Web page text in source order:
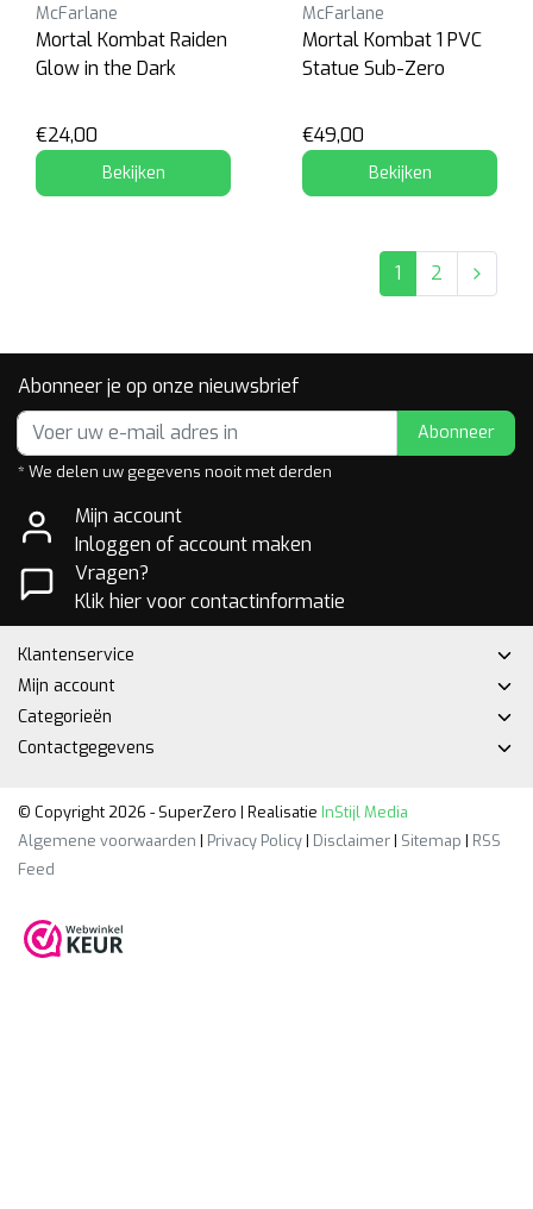
McFarlane
Mortal Kombat Raiden
Glow in the Dark
€24,00
Bekijken
McFarlane
Mortal Kombat 1 PVC
Statue Sub-Zero
€49,00
Bekijken
1 2
Abonneer je op onze nieuwsbrief
Abonneer
* We delen uw gegevens nooit met derden
Mijn account
Inloggen of account maken
Vragen?
Klik hier voor contactinformatie
Klantenservice
Mijn account
Categorieën
Contactgegevens
© Copyright 2026 - SuperZero | Realisatie InStijl Media
Algemene voorwaarden | Privacy Policy| Disclaimer| Sitemap | RSS
Feed